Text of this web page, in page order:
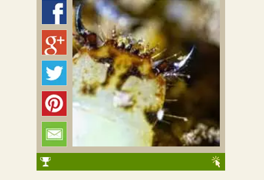
Perguntas Frequentes